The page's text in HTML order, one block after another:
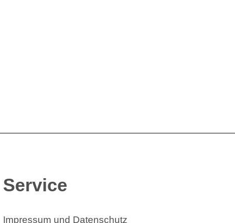
Service
Impressum und Datenschutz